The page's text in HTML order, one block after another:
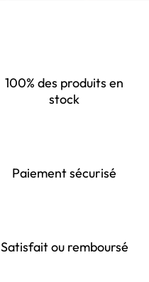
100% des produits en
stock
Paiement sécurisé
Satisfait ou remboursé